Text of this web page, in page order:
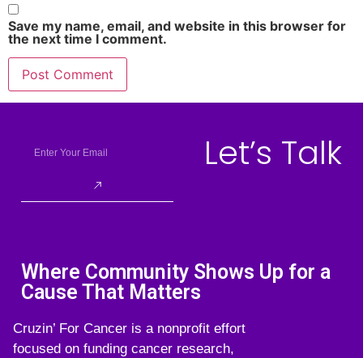
Save my name, email, and website in this browser for
the next time I comment.
Let’s Talk
Where Community Shows Up for a
Cause That Matters
Cruzin’ For Cancer is a nonprofit effort
focused on funding cancer research,